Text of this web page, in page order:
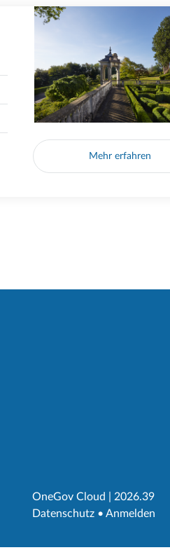
Mehr erfahren
OneGov Cloud (External Link)
2026.39
Datenschutz (External Link)
Anmelden